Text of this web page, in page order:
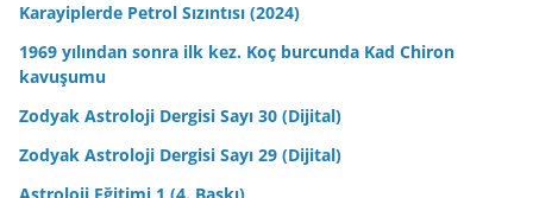
Karayiplerde Petrol Sızıntısı (2024)
1969 yılından sonra ilk kez. Koç burcunda Kad Chiron
kavuşumu
Zodyak Astroloji Dergisi Sayı 30 (Dijital)
Zodyak Astroloji Dergisi Sayı 29 (Dijital)